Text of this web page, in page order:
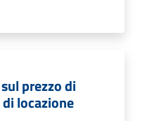
prezzo di
locazione